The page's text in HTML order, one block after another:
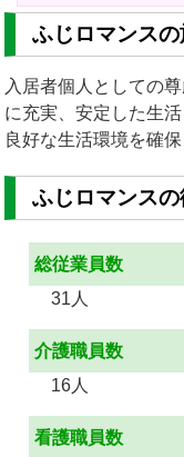
ふじロマンスの
入居者個人としての
に充実、安定した生
良好な生活環境を確保
ふじロマンス
総従業員数
31人
介護職員数
16人
看護職員数